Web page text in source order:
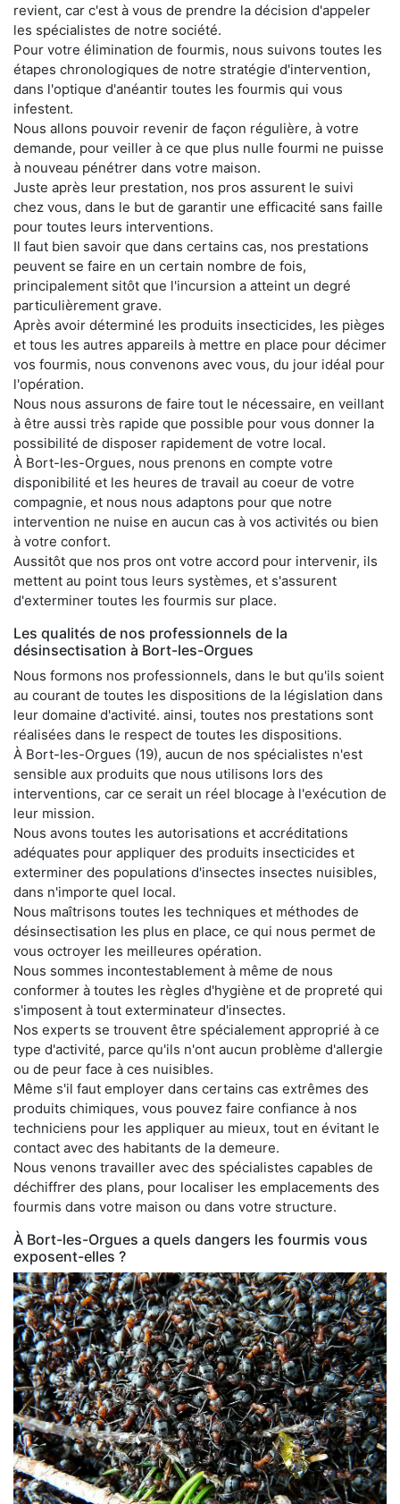
revient, car c'est à vous de prendre la décision d'appeler
les spécialistes de notre société.
Pour votre élimination de fourmis, nous suivons toutes les
étapes chronologiques de notre stratégie d'intervention,
dans l'optique d'anéantir toutes les fourmis qui vous
infestent.
Nous allons pouvoir revenir de façon régulière, à votre
demande, pour veiller à ce que plus nulle fourmi ne puisse
à nouveau pénétrer dans votre maison.
Juste après leur prestation, nos pros assurent le suivi
chez vous, dans le but de garantir une efficacité sans faille
pour toutes leurs interventions.
Il faut bien savoir que dans certains cas, nos prestations
peuvent se faire en un certain nombre de fois,
principalement sitôt que l'incursion a atteint un degré
particulièrement grave.
Après avoir déterminé les produits insecticides, les pièges
et tous les autres appareils à mettre en place pour décimer
vos fourmis, nous convenons avec vous, du jour idéal pour
l'opération.
Nous nous assurons de faire tout le nécessaire, en veillant
à être aussi très rapide que possible pour vous donner la
possibilité de disposer rapidement de votre local.
À Bort-les-Orgues, nous prenons en compte votre
disponibilité et les heures de travail au coeur de votre
compagnie, et nous nous adaptons pour que notre
intervention ne nuise en aucun cas à vos activités ou bien
à votre confort.
Aussitôt que nos pros ont votre accord pour intervenir, ils
mettent au point tous leurs systèmes, et s'assurent
d'exterminer toutes les fourmis sur place.
Les qualités de nos professionnels de la
désinsectisation à Bort-les-Orgues
Nous formons nos professionnels, dans le but qu'ils soient
au courant de toutes les dispositions de la législation dans
leur domaine d'activité. ainsi, toutes nos prestations sont
réalisées dans le respect de toutes les dispositions.
À Bort-les-Orgues (19), aucun de nos spécialistes n'est
sensible aux produits que nous utilisons lors des
interventions, car ce serait un réel blocage à l'exécution de
leur mission.
Nous avons toutes les autorisations et accréditations
adéquates pour appliquer des produits insecticides et
exterminer des populations d'insectes insectes nuisibles,
dans n'importe quel local.
Nous maîtrisons toutes les techniques et méthodes de
désinsectisation les plus en place, ce qui nous permet de
vous octroyer les meilleures opération.
Nous sommes incontestablement à même de nous
conformer à toutes les règles d'hygiène et de propreté qui
s'imposent à tout exterminateur d'insectes.
Nos experts se trouvent être spécialement approprié à ce
type d'activité, parce qu'ils n'ont aucun problème d'allergie
ou de peur face à ces nuisibles.
Même s'il faut employer dans certains cas extrêmes des
produits chimiques, vous pouvez faire confiance à nos
techniciens pour les appliquer au mieux, tout en évitant le
contact avec des habitants de la demeure.
Nous venons travailler avec des spécialistes capables de
déchiffrer des plans, pour localiser les emplacements des
fourmis dans votre maison ou dans votre structure.
À Bort-les-Orgues a quels dangers les fourmis vous
exposent-elles ?